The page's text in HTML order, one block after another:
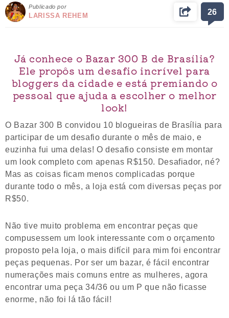
Publicado por
LARISSA REHEM 26
Já conhece o Bazar 300 B de Brasília?
Ele propôs um desafio incrível para
bloggers da cidade e está premiando o
pessoal que ajuda a escolher o melhor
look!
O Bazar 300 B convidou 10 blogueiras de Brasília para
participar de um desafio durante o mês de maio, e
euzinha fui uma delas! O desafio consiste em montar
um look completo com apenas R$150. Desafiador, né?
Mas as coisas ficam menos complicadas porque
durante todo o mês, a loja está com diversas peças por
R$50.
Não tive muito problema em encontrar peças que
compusessem um look interessante com o orçamento
proposto pela loja, o mais difícil para mim foi encontrar
peças pequenas. Por ser um bazar, é fácil encontrar
numerações mais comuns entre as mulheres, agora
encontrar uma peça 34/36 ou um P que não ficasse
enorme, não foi lá tão fácil!